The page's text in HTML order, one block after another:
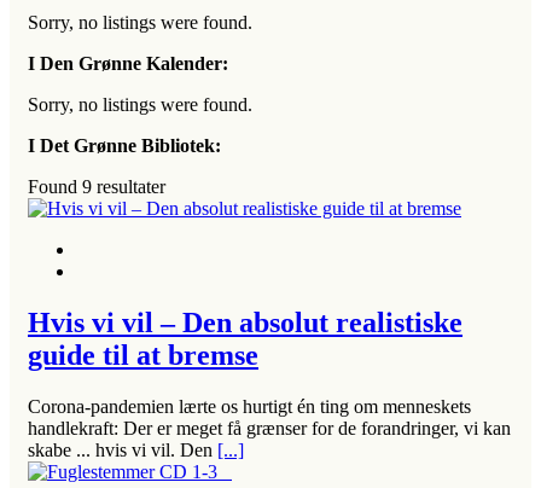
Sorry, no listings were found.
I Den Grønne Kalender:
Sorry, no listings were found.
I Det Grønne Bibliotek:
Found 9 resultater
Hvis vi vil – Den absolut realistiske
guide til at bremse
Corona-pandemien lærte os hurtigt én ting om menneskets
handlekraft: Der er meget få grænser for de forandringer, vi kan
skabe ... hvis vi vil. Den [...]